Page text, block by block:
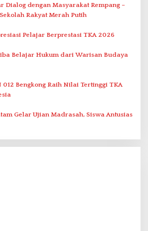
Dialog dengan Masyarakat Rempang –
Rakyat Merah Putih
Pelajar Berprestasi TKA 2026
Belajar Hukum dari Warisan Budaya
012 Bengkong Raih Nilai Tertinggi TKA
Gelar Ujian Madrasah, Siswa Antusias